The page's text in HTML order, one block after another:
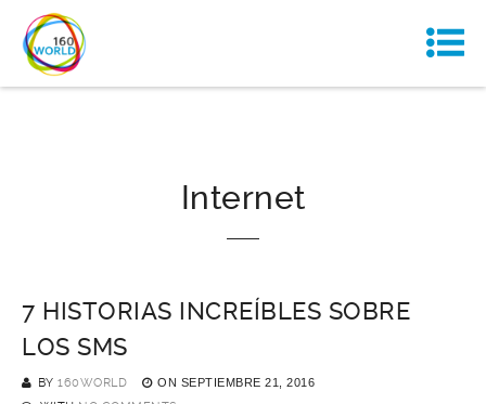
Internet
7 HISTORIAS INCREÍBLES SOBRE
LOS SMS
BY 160WORLD ON SEPTIEMBRE 21, 2016